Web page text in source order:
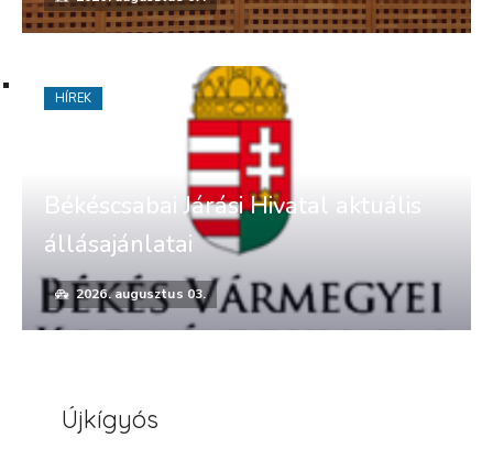
Békéscsabai Járási Hivatal aktuális
állásajánlatai
2026. augusztus 03.
HÍREK
Újkígyós